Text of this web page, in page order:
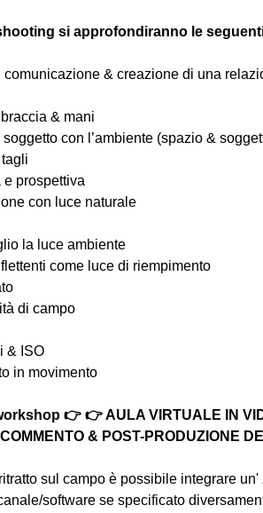
si approfondiranno le
comunicazione & creazione di una
& mani
con l’ambiente (spazio &
e prospettiva
con luce naturale
la luce ambiente
come luce di riempimento
di campo
& ISO
in movimento
👉 👉 AULA VIRTUALE IN
& POST-PRODUZIONE
sul campo è possibile integrare un'
software se specificato